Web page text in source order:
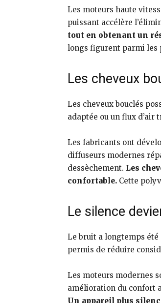
Les moteurs haute
puissant accélère
tout en obtenant un
longs figurent parmi les
Les cheveux
Les cheveux bouclés
adaptée ou un flux
Les fabricants ont
diffuseurs modernes
dessèchement. Les
confortable. Cette
Le silence
Le bruit a longtemps
permis de réduire
Les moteurs modernes
amélioration du confort
Un appareil plus